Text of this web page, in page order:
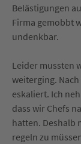
Belästigungen
Firma gemobbt
undenkbar.
Leider mussten
weiterging.
eskaliert. Ich
dass wir Chefs
hatten. Deshalb
regeln zu